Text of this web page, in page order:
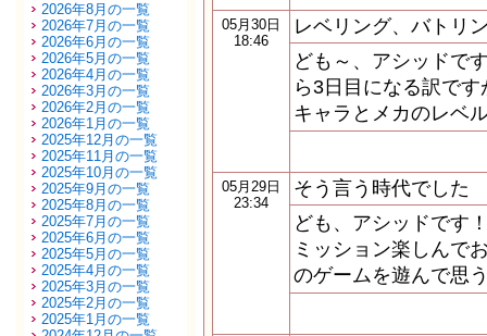
2026年8月の一覧
2026年7月の一覧
2026年6月の一覧
2026年5月の一覧
2026年4月の一覧
2026年3月の一覧
2026年2月の一覧
2026年1月の一覧
2025年12月の一覧
2025年11月の一覧
2025年10月の一覧
2025年9月の一覧
2025年8月の一覧
2025年7月の一覧
2025年6月の一覧
2025年5月の一覧
2025年4月の一覧
2025年3月の一覧
2025年2月の一覧
2025年1月の一覧
05月30日
18:46
レベリング、バトリ
ども～、アシッドで
ら3日目になる訳で
キャラとメカのレベ
05月29日
23:34
そう言う時代でした
ども、アシッドです
ミッション楽しんで
のゲームを遊んで思